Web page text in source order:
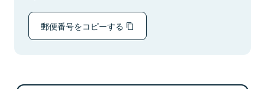
郵便番号をコピーする